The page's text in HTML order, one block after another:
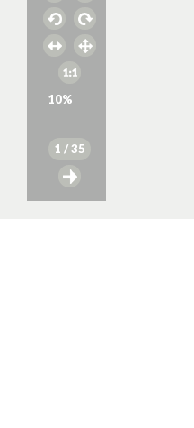
10%
1 / 35